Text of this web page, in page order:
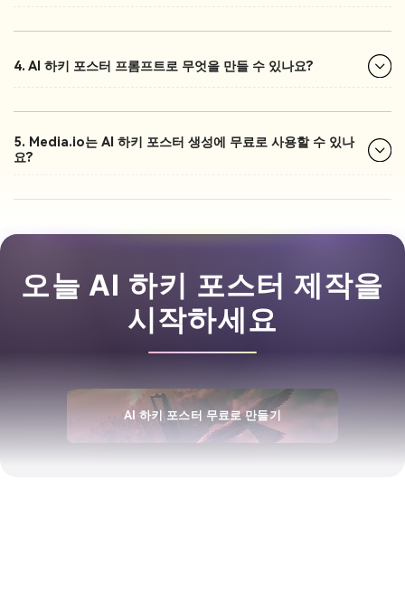
4. AI 하키 포스터 프롬프트로 무엇을 만들 수 있나요?
5. Media.io는 AI 하키 포스터 생성에 무료로 사용할 수 있나
요?
오늘 AI 하키 포스터 제작을
시작하세요
AI 하키 포스터 무료로 만들기